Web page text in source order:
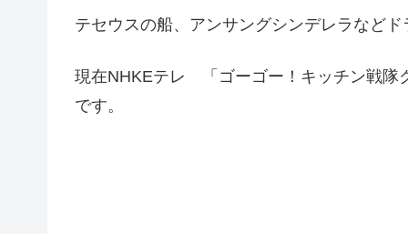
テセウスの船、アンサングシンデレラなど
現在NHKEテレ 「ゴーゴー！キッチン戦隊
です。